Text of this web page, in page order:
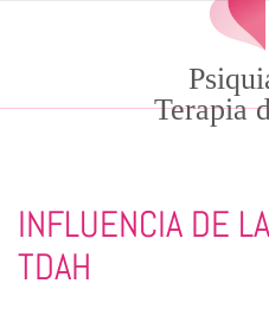
Skip to main content
Terapia
INFLUENCIA DE
TDAH